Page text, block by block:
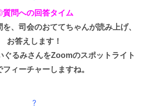
質問への回答タイム
、司会のおててちゃんが読み上げ、
お答えします！
ぐるみさんをZoomのスポットライト
フィーチャーしますね。
?